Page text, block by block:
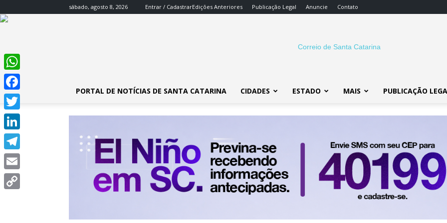
sábado, agosto 8, 2026 Entrar / CadastrarEdições Anteriores Publicação Legal Anuncie Contato
SC
PORTAL DE NOTÍCIAS DE SANTA CATARINA CIDADES ESTADO MAIS PUBLICAÇÃO
WhatsApp
Facebook
Twitter
LinkedIn
Telegram
Email